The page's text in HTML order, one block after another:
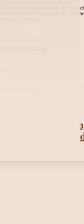
sowie die Übermittlung der
es nur um die Versandart). Ich
Anfertigung